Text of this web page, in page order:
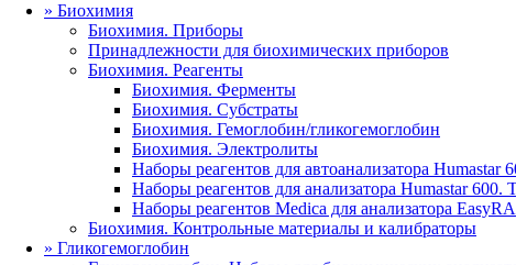
» Биохимия
Биохимия. Приборы
Принадлежности для биохимических приборов
Биохимия. Реагенты
Биохимия. Ферменты
Биохимия. Субстраты
Биохимия. Гемоглобин/гликогемоглобин
Биохимия. Электролиты
Наборы реагентов для автоанализатора Humastar
Наборы реагентов для анализатора Humastar 600.
Наборы реагентов Medica для анализатора EasyRA
Биохимия. Контрольные материалы и калибраторы
» Гликогемоглобин